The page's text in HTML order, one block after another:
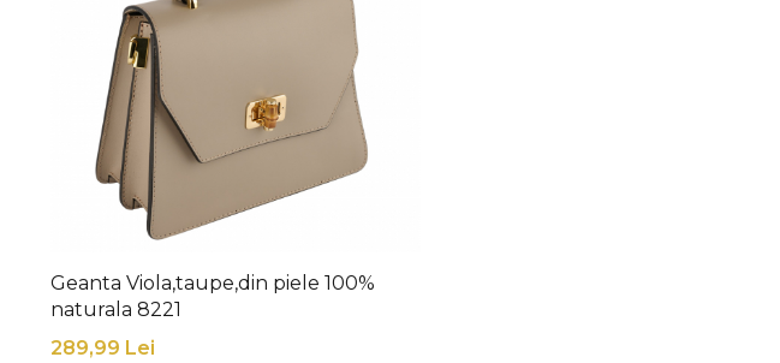
Geanta Viola,taupe,din piele 100%
naturala 8221
289,99 Lei